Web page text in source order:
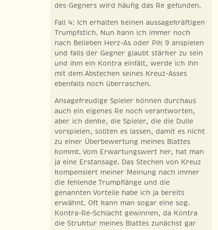
des Gegners wird häufig das Re gefunden.
Fall 4: Ich erhalten keinen aussagekräftigen
Trumpfstich. Nun kann ich immer noch
nach Belieben Herz-As oder Pik 9 anspielen
und falls der Gegner glaubt stärker zu sein
und ihm ein Kontra einfält, werde ich ihn
mit dem Abstechen seines Kreuz-Asses
ebenfalls noch überraschen.
Ansagefreudige Spieler können durchaus
auch ein eigenes Re noch verantworten,
aber ich denke, die Spieler, die die Dulle
vorspielen, sollten es lassen, damit es nicht
zu einer Überbewertung meines Blattes
kommt. Vom Erwartungswert her, hat man
ja eine Erstansage. Das Stechen von Kreuz
kompensiert meiner Meinung nach immer
die fehlende Trumpflänge und die
genannten Vorteile habe ich ja bereits
erwähnt. Oft kann man sogar eine sog.
Kontra-Re-Schlacht gewinnen, da Kontra
die Struktur meines Blattes zunächst gar